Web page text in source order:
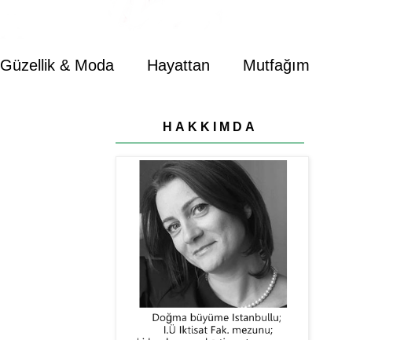
Güzellik & Moda Hayattan Mutfağım
HAKKIMDA